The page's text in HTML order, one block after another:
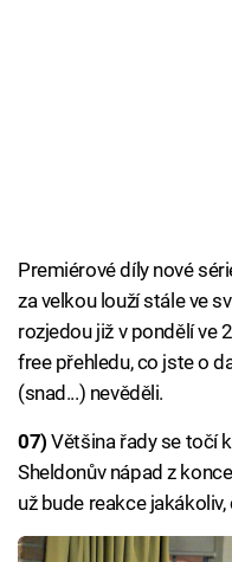
Premiérové díly nové
za velkou louží stále ve
rozjedou již v pondělí ve
free přehledu, co jste o
(snad...) nevěděli.
07)Většina řady se točí
Sheldonův nápad z
už bude reakce